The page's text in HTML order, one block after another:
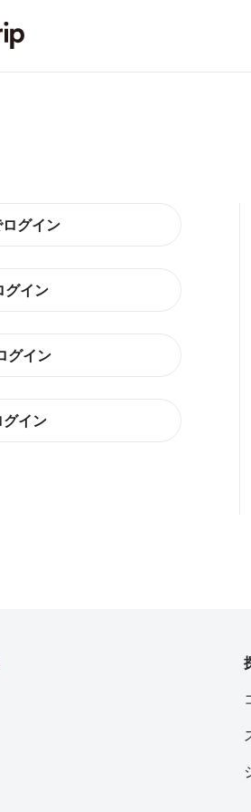
グイン
グイン
グイン
イン